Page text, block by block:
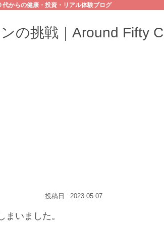
代からの健康・投資・リアル体験ブログ
の挑戦｜Around Fifty
2023.05.07
いました。